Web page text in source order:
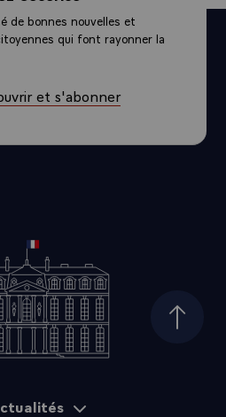
de bonnes nouvelles et
qui font rayonner la
et s'abonner
Haut